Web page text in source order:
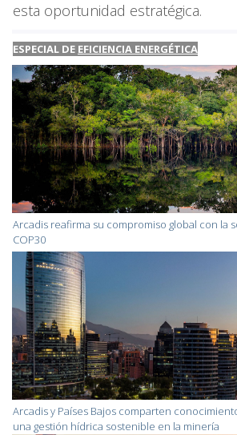
esta oportunidad estratégica.
ESPECIAL DE EFICIENCIA ENERGÉTICA
Arcadis reafirma su compromiso global con la
COP30
Arcadis y Países Bajos comparten
una gestión hídrica sostenible en la minería